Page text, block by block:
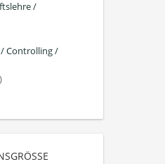
/
Controlling /